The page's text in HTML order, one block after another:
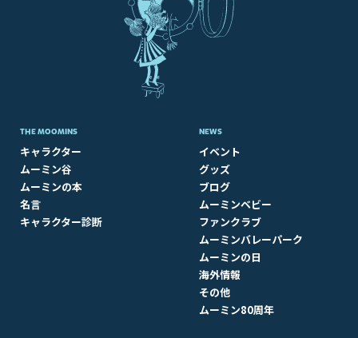
THE MOOMINS
キャラクター
ムーミン谷
ムーミンの本
名言
キャラクター診断
NEWS
イベント
グッズ
ブログ
ムーミンベビー
ファンクラブ
ムーミンバレーパーク
ムーミンの日
海外情報
その他
ムーミン80周年